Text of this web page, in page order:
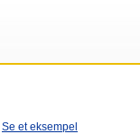
Se et eksempel